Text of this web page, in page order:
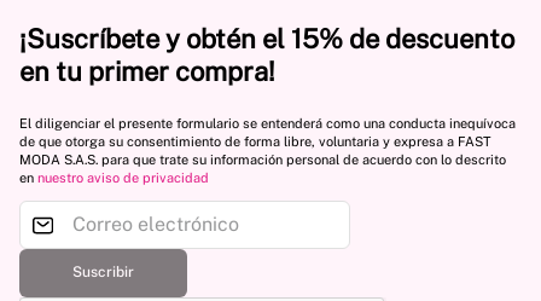
¡Suscríbete y obtén el 15% de descuento
en tu primer compra!
El diligenciar el presente formulario se entenderá como una conducta inequívoca
de que otorga su consentimiento de forma libre, voluntaria y expresa a FAST
MODA S.A.S. para que trate su información personal de acuerdo con lo descrito
en nuestro aviso de privacidad
Suscribir